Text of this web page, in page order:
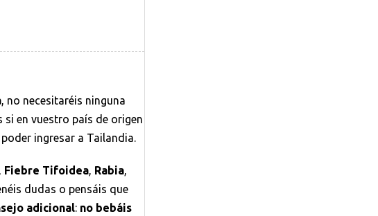
, no necesitaréis ninguna
si en vuestro país de origen
ingresar a Tailandia.
, Fiebre Tifoidea, Rabia,
dudas o pensáis que
adicional: no bebáis